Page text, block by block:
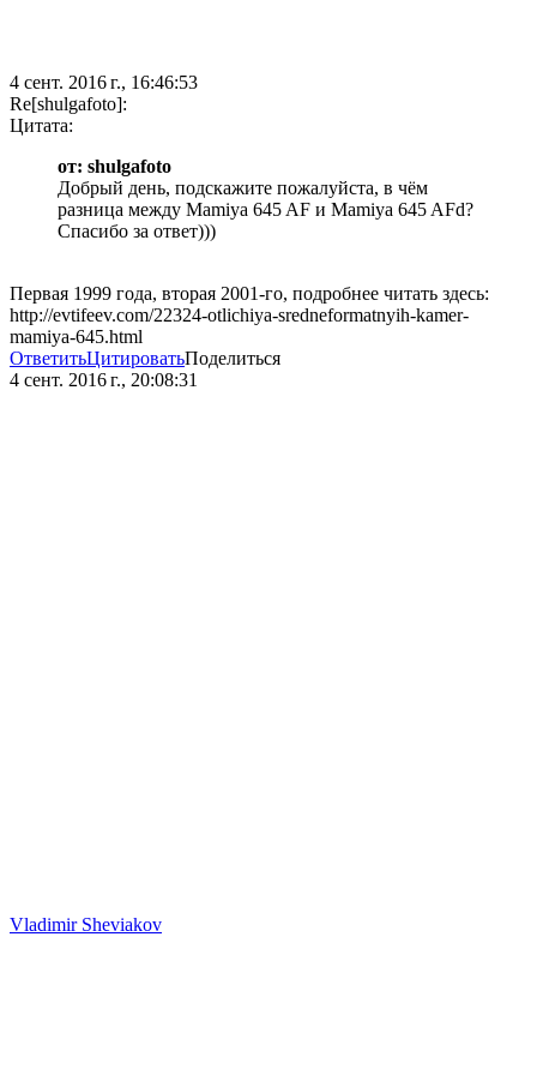
4 сент. 2016 г., 16:46:53
Re[shulgafoto]:
Цитата:
от: shulgafoto
Добрый день, подскажите пожалуйста, в чём
разница между Mamiya 645 AF и Mamiya 645 AFd?
Спасибо за ответ)))
Первая 1999 года, вторая 2001-го, подробнее читать здесь:
http://evtifeev.com/22324-otlichiya-sredneformatnyih-kamer-
mamiya-645.html
ОтветитьЦитироватьПоделиться
4 сент. 2016 г., 20:08:31
Vladimir Sheviakov